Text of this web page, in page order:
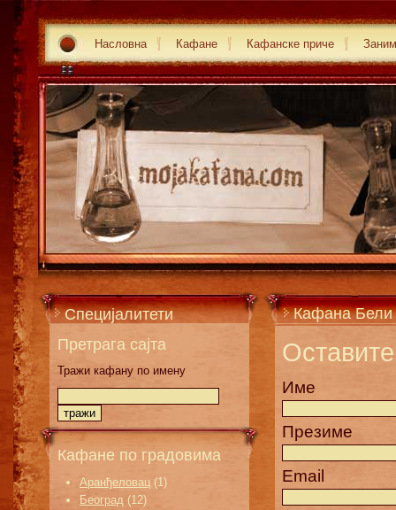
Насловна Кафане Кафанске приче
Специјалитети
Претрага сајта
Тражи кафану по имену
Кафане по градовима
Аранђеловац (1)
Београд (12)
Кафана Бели
Име
Презиме
Email